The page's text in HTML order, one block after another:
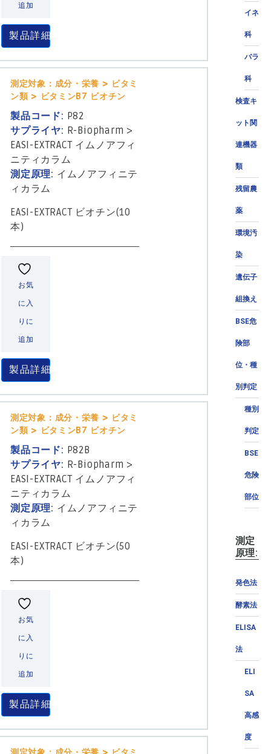
イネ
科
バラ
科
検査キ
ット関
連機器
類
残留農
薬
環境汚
染
遺伝子
組換え
BSE危
険部
位・種
別判定
種別
判定
BSE
危険
部位
測定
原理:
発色法
酵素法
ELISA
法
ELI
SA
高感
度
追加
製品詳細
測定対象：成分・栄養 > ビタミ
ン類 > ビタミンB7 ビオチン
製品コード: P82
サプライヤ: R-Biopharm >
EASI-EXTRACT イムノアフィ
ニティカラム
測定原理: イムノアフィニテ
ィカラム
EASI-EXTRACT ビオチン(10
本)
お気
に入
りに
追加
製品詳細
測定対象：成分・栄養 > ビタミ
ン類 > ビタミンB7 ビオチン
製品コード: P82B
サプライヤ: R-Biopharm >
EASI-EXTRACT イムノアフィ
ニティカラム
測定原理: イムノアフィニテ
ィカラム
EASI-EXTRACT ビオチン(50
本)
お気
に入
りに
追加
製品詳細